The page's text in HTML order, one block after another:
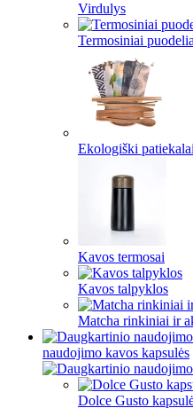
Virdulys
Termosiniai
Ekologiški
Kavos termosai
Kavos talpyklos
Matcha rinkiniai ir
naudojimo kavos kapsulės
Dolce Gusto